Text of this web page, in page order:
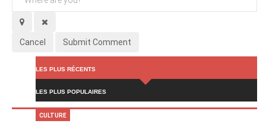
Cancel Submit Comment
LES PLUS RÉCENTS
LES PLUS POPULAIRES
CULTURE